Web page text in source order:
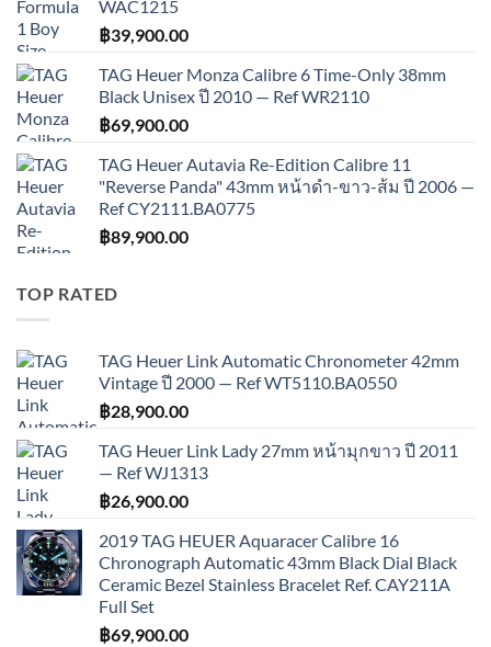
WAC1215
฿39,900.00
TAG Heuer Monza Calibre 6 Time-Only 38mm
Black Unisex ปี 2010 — Ref WR2110
฿69,900.00
TAG Heuer Autavia Re-Edition Calibre 11
"Reverse Panda" 43mm หน้าดำ-ขาว-ส้ม ปี 2006 —
Ref CY2111.BA0775
฿89,900.00
TOP RATED
TAG Heuer Link Automatic Chronometer 42mm
Vintage ปี 2000 — Ref WT5110.BA0550
฿28,900.00
TAG Heuer Link Lady 27mm หน้ามุกขาว ปี 2011
— Ref WJ1313
฿26,900.00
2019 TAG HEUER Aquaracer Calibre 16
Chronograph Automatic 43mm Black Dial Black
Ceramic Bezel Stainless Bracelet Ref. CAY211A
Full Set
฿69,900.00